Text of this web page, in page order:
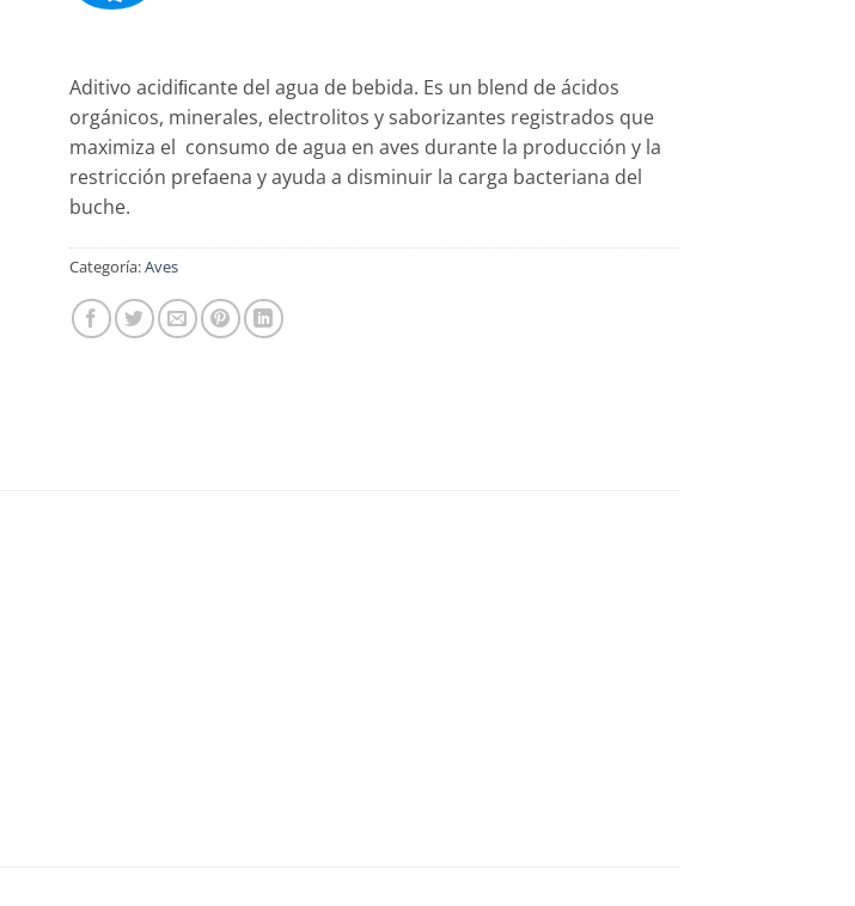
Aditivo acidiﬁcante del agua de bebida. Es un blend de ácidos
orgánicos, minerales, electrolitos y saborizantes registrados que
maximiza el consumo de agua en aves durante la producción y la
restricción prefaena y ayuda a disminuir la carga bacteriana del
buche.
Categoría:Aves